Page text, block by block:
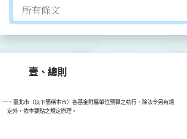
切換選擇法規資訊內容
壹、總則
一、臺北市（以下簡稱本市）各基金附屬單位預算之執行，除法令另有規